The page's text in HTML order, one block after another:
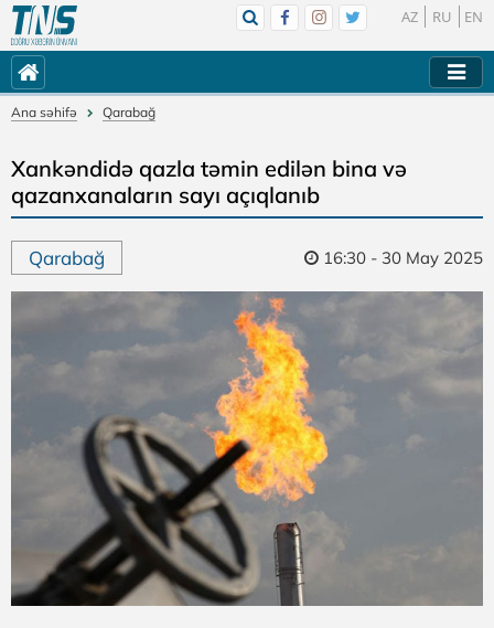
AZ RU EN
Ana səhifə Qarabağ
Xankəndidə qazla təmin edilən bina və
qazanxanaların sayı açıqlanıb
Qarabağ 16:30 - 30 May 2025